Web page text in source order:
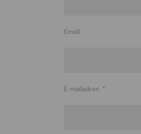
Email
E-mailadres *